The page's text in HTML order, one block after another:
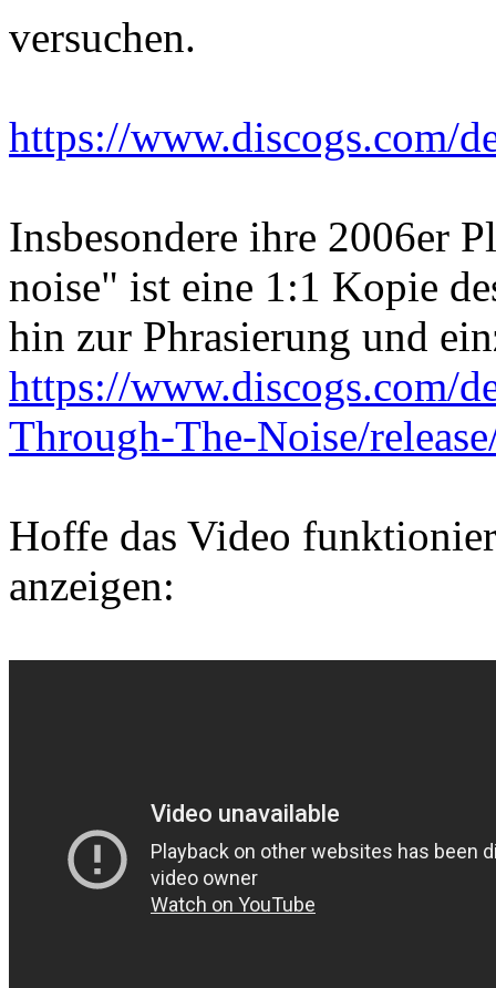
versuchen.
https://www.discogs.com/
Insbesondere ihre 2006er
noise" ist eine 1:1 Kopie
hin zur Phrasierung und
https://www.discogs.com/
Through-The-Noise/
Hoffe das Video
anzeigen: